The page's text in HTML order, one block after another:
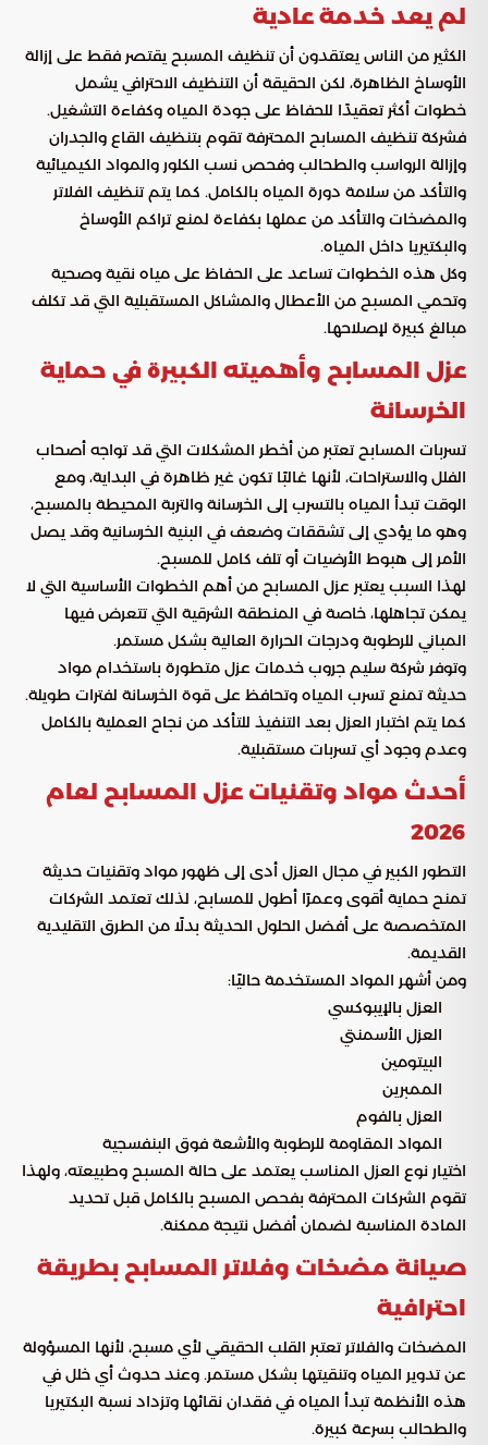
لم يعد خدمة عادية
الكثير من الناس يعتقدون أن تنظيف المسبح يقتصر فقط على إزالة
الأوساخ الظاهرة، لكن الحقيقة أن التنظيف الاحترافي يشمل
خطوات أكثر تعقيدًا للحفاظ على جودة المياه وكفاءة التشغيل.
فشركة تنظيف المسابح المحترفة تقوم بتنظيف القاع والجدران
وإزالة الرواسب والطحالب وفحص نسب الكلور والمواد الكيميائية
والتأكد من سلامة دورة المياه بالكامل. كما يتم تنظيف الفلاتر
والمضخات والتأكد من عملها بكفاءة لمنع تراكم الأوساخ
والبكتيريا داخل المياه.
وكل هذه الخطوات تساعد على الحفاظ على مياه نقية وصحية
وتحمي المسبح من الأعطال والمشاكل المستقبلية التي قد تكلف
مبالغ كبيرة لإصلاحها.
عزل المسابح وأهميته الكبيرة في حماية
الخرسانة
تسربات المسابح تعتبر من أخطر المشكلات التي قد تواجه أصحاب
الفلل والاستراحات، لأنها غالبًا تكون غير ظاهرة في البداية، ومع
الوقت تبدأ المياه بالتسرب إلى الخرسانة والتربة المحيطة بالمسبح،
وهو ما يؤدي إلى تشققات وضعف في البنية الخرسانية وقد يصل
الأمر إلى هبوط الأرضيات أو تلف كامل للمسبح.
لهذا السبب يعتبر عزل المسابح من أهم الخطوات الأساسية التي لا
يمكن تجاهلها، خاصة في المنطقة الشرقية التي تتعرض فيها
المباني للرطوبة ودرجات الحرارة العالية بشكل مستمر.
وتوفر شركة سليم جروب خدمات عزل متطورة باستخدام مواد
حديثة تمنع تسرب المياه وتحافظ على قوة الخرسانة لفترات طويلة.
كما يتم اختبار العزل بعد التنفيذ للتأكد من نجاح العملية بالكامل
وعدم وجود أي تسربات مستقبلية.
أحدث مواد وتقنيات عزل المسابح لعام
2026
التطور الكبير في مجال العزل أدى إلى ظهور مواد وتقنيات حديثة
تمنح حماية أقوى وعمرًا أطول للمسابح، لذلك تعتمد الشركات
المتخصصة على أفضل الحلول الحديثة بدلًا من الطرق التقليدية
القديمة.
ومن أشهر المواد المستخدمة حاليًا:
العزل بالإيبوكسي
العزل الأسمنتي
البيتومين
الممبرين
العزل بالفوم
المواد المقاومة للرطوبة والأشعة فوق البنفسجية
اختيار نوع العزل المناسب يعتمد على حالة المسبح وطبيعته، ولهذا
تقوم الشركات المحترفة بفحص المسبح بالكامل قبل تحديد
المادة المناسبة لضمان أفضل نتيجة ممكنة.
صيانة مضخات وفلاتر المسابح بطريقة
احترافية
المضخات والفلاتر تعتبر القلب الحقيقي لأي مسبح، لأنها المسؤولة
عن تدوير المياه وتنقيتها بشكل مستمر. وعند حدوث أي خلل في
هذه الأنظمة تبدأ المياه في فقدان نقائها وتزداد نسبة البكتيريا
والطحالب بسرعة كبيرة.